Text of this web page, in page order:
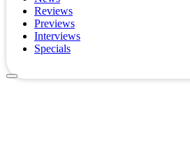
Reviews
Previews
Interviews
Specials